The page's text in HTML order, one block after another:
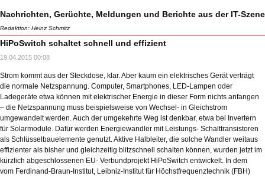
Nachrichten, Gerüchte, Meldungen und Berichte aus der IT-Szene
Redaktion: Heinz Schmitz
HiPoSwitch schaltet schnell und effizient
19.04.2015 00:08
Strom kommt aus der Steckdose, klar. Aber kaum ein elektrisches Gerät verträgt
die normale Netzspannung. Computer, Smartphones, LED-Lampen oder
Ladegeräte etwa können mit elektrischer Energie in dieser Form nichts anfangen
– die Netzspannung muss beispielsweise von Wechsel- in Gleichstrom
umgewandelt werden. Auch der umgekehrte Weg ist denkbar, etwa bei Invertern
für Solarmodule. Dafür werden Energiewandler mit Leistungs- Schalttransistoren
als Schlüsselbauelemente genutzt. Aktive Halbleiter, die solche Wandler weitaus
effizienter als bisher und gleichzeitig blitzschnell schalten können, wurden jetzt im
kürzlich abgeschlossenen EU- Verbundprojekt HiPoSwitch entwickelt. In dem
vom Ferdinand-Braun-Institut, Leibniz-Institut für Höchstfrequenztechnik (FBH)